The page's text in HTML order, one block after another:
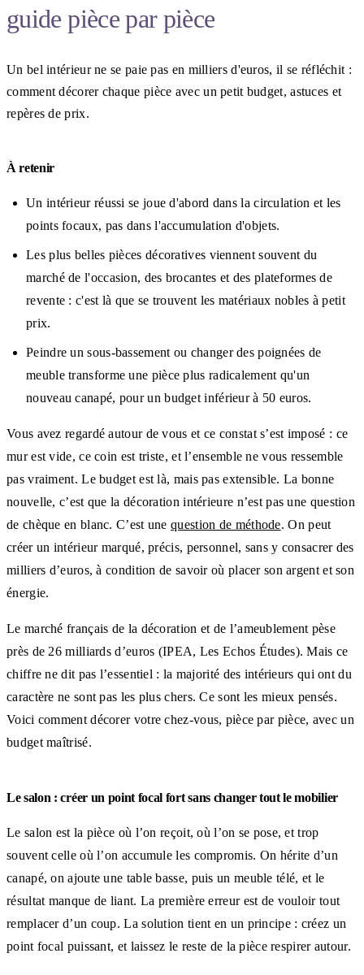
guide pièce par pièce
Un bel intérieur ne se paie pas en milliers d'euros, il se réfléchit :
comment décorer chaque pièce avec un petit budget, astuces et
repères de prix.
À retenir
Un intérieur réussi se joue d'abord dans la circulation et les
points focaux, pas dans l'accumulation d'objets.
Les plus belles pièces décoratives viennent souvent du
marché de l'occasion, des brocantes et des plateformes de
revente : c'est là que se trouvent les matériaux nobles à petit
prix.
Peindre un sous-bassement ou changer des poignées de
meuble transforme une pièce plus radicalement qu'un
nouveau canapé, pour un budget inférieur à 50 euros.
Vous avez regardé autour de vous et ce constat s’est imposé : ce
mur est vide, ce coin est triste, et l’ensemble ne vous ressemble
pas vraiment. Le budget est là, mais pas extensible. La bonne
nouvelle, c’est que la décoration intérieure n’est pas une question
de chèque en blanc. C’est unequestion de méthode. On peut
créer un intérieur marqué, précis, personnel, sans y consacrer des
milliers d’euros, à condition de savoir où placer son argent et son
énergie.
Le marché français de la décoration et de l’ameublement pèse
près de 26 milliards d’euros (IPEA, Les Echos Études). Mais ce
chiffre ne dit pas l’essentiel : la majorité des intérieurs qui ont du
caractère ne sont pas les plus chers. Ce sont les mieux pensés.
Voici comment décorer votre chez-vous, pièce par pièce, avec un
budget maîtrisé.
Le salon : créer un point focal fort sans changer tout le mobilier
Le salon est la pièce où l’on reçoit, où l’on se pose, et trop
souvent celle où l’on accumule les compromis. On hérite d’un
canapé, on ajoute une table basse, puis un meuble télé, et le
résultat manque de liant. La première erreur est de vouloir tout
remplacer d’un coup. La solution tient en un principe : créez un
point focal puissant, et laissez le reste de la pièce respirer autour.